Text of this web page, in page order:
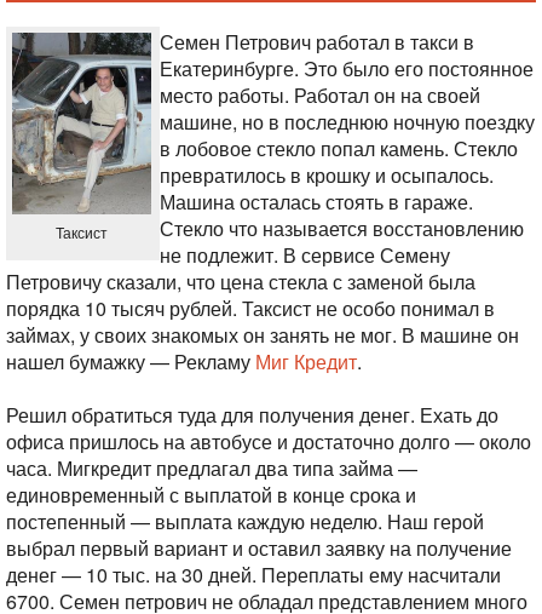
Таксист
Семен Петрович работал в такси в
Екатеринбурге. Это было его постоянное
место работы. Работал он на своей
машине, но в последнюю ночную поездку
в лобовое стекло попал камень. Стекло
превратилось в крошку и осыпалось.
Машина осталась стоять в гараже.
Стекло что называется восстановлению
не подлежит. В сервисе Семену
Петровичу сказали, что цена стекла с заменой была
порядка 10 тысяч рублей. Таксист не особо понимал в
займах, у своих знакомых он занять не мог. В машине он
нашел бумажку — Рекламу Миг Кредит.
Решил обратиться туда для получения денег. Ехать до
офиса пришлось на автобусе и достаточно долго — около
часа. Мигкредит предлагал два типа займа —
единовременный с выплатой в конце срока и
постепенный — выплата каждую неделю. Наш герой
выбрал первый вариант и оставил заявку на получение
денег — 10 тыс. на 30 дней. Переплаты ему насчитали
6700. Семен петрович не обладал представлением много